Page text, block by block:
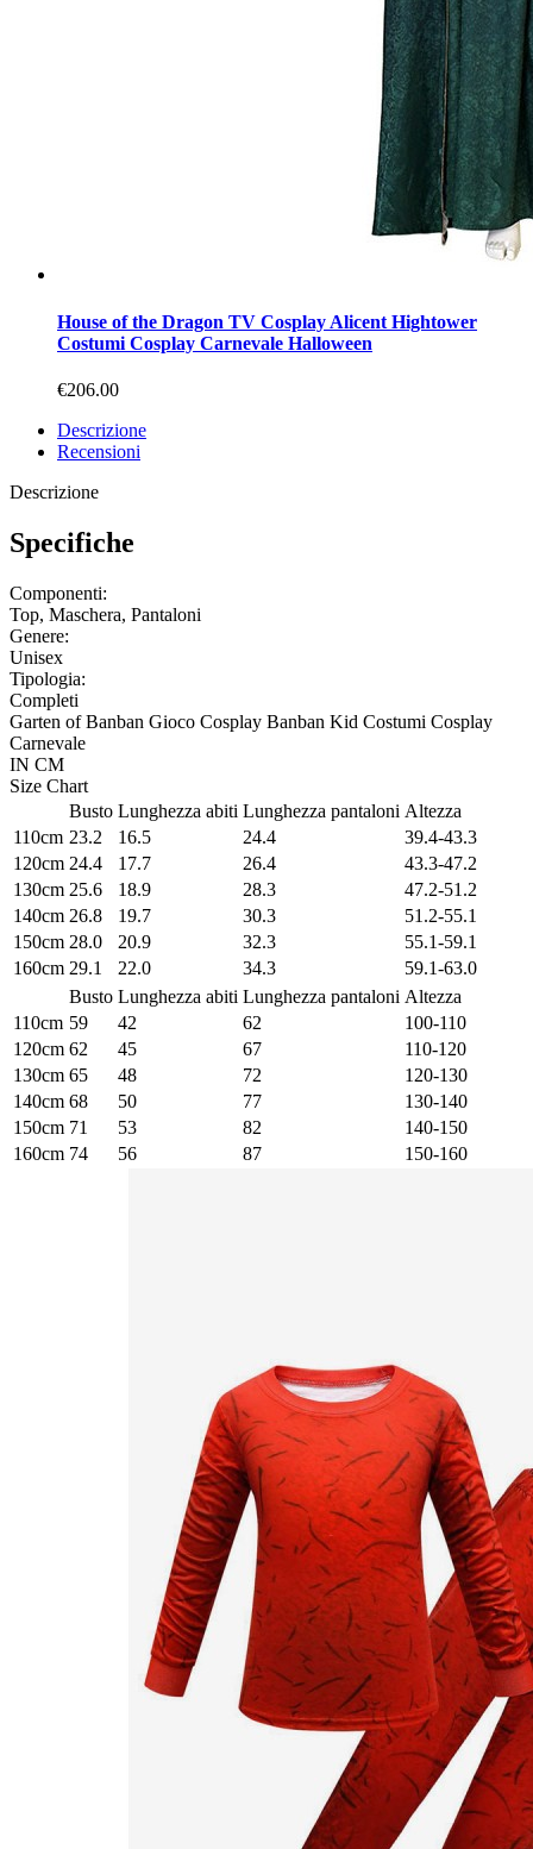
House of the Dragon TV Cosplay Alicent Hightower
Costumi Cosplay Carnevale Halloween
€206.00
Descrizione
Recensioni
Descrizione
Specifiche
Componenti:
Top, Maschera, Pantaloni
Genere:
Unisex
Tipologia:
Completi
Garten of Banban Gioco Cosplay Banban Kid Costumi Cosplay
Carnevale
IN CM
Size Chart
Busto Lunghezza abiti Lunghezza pantaloni Altezza
110cm 23.2 16.5 24.4
39.4-43.3
120cm 24.4 17.7 26.4
43.3-47.2
130cm 25.6 18.9 28.3
47.2-51.2
140cm 26.8 19.7 30.3
51.2-55.1
150cm 28.0 20.9 32.3
55.1-59.1
160cm 29.1 22.0 34.3
59.1-63.0
Busto Lunghezza abiti Lunghezza pantaloni Altezza
110cm 59 42 62
100-110
120cm 62 45 67
110-120
130cm 65 48 72
120-130
140cm 68 50 77
130-140
150cm 71 53 82
140-150
160cm 74 56 87 150-160